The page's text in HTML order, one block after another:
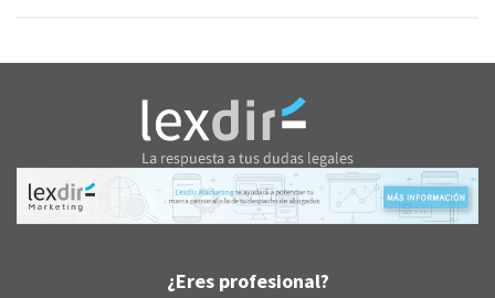
¿Eres profesional?